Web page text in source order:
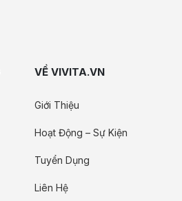
VỀ VIVITA.VN
Giới Thiệu
Hoạt Động – Sự Kiện
Tuyển Dụng
Liên Hệ